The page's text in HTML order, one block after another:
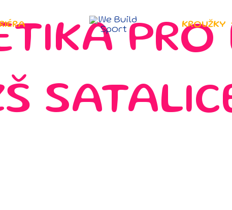
KROUŽKY
PRO